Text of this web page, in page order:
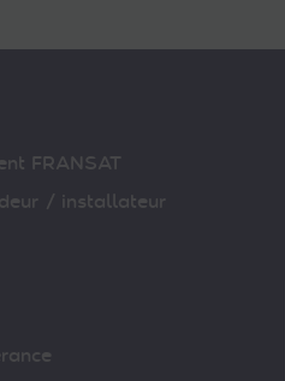
FRANSAT
/ installateur